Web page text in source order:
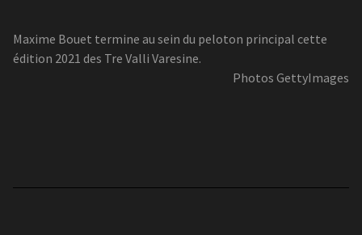
Maxime Bouet termine au sein du peloton principal cette
édition 2021 des Tre Valli Varesine.
Photos GettyImages